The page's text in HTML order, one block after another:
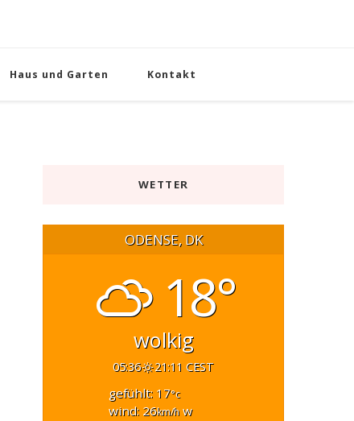
Haus und Garten Kontakt
WETTER
ODENSE, DK
18°
wolkig
05:36 21:11 CEST
gefühlt: 17°c
wind: 26km/h w